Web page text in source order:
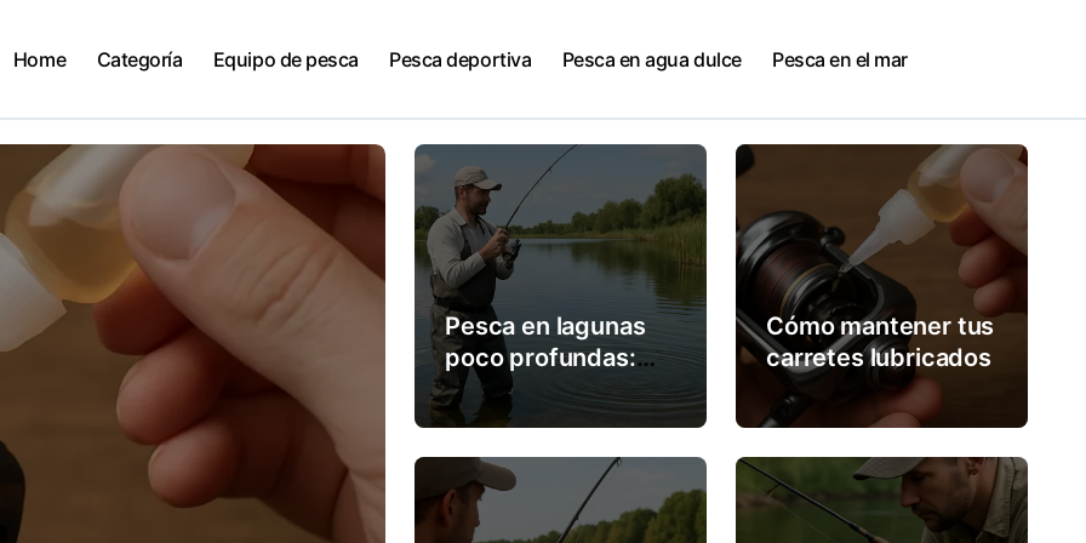
Home Categoría Equipo de pesca Pesca deportiva Pesca en agua dulce Pesca en el mar
Pesca en lagunas
poco profundas:
trucos de expertos
Cómo mantener tus
carretes lubricados